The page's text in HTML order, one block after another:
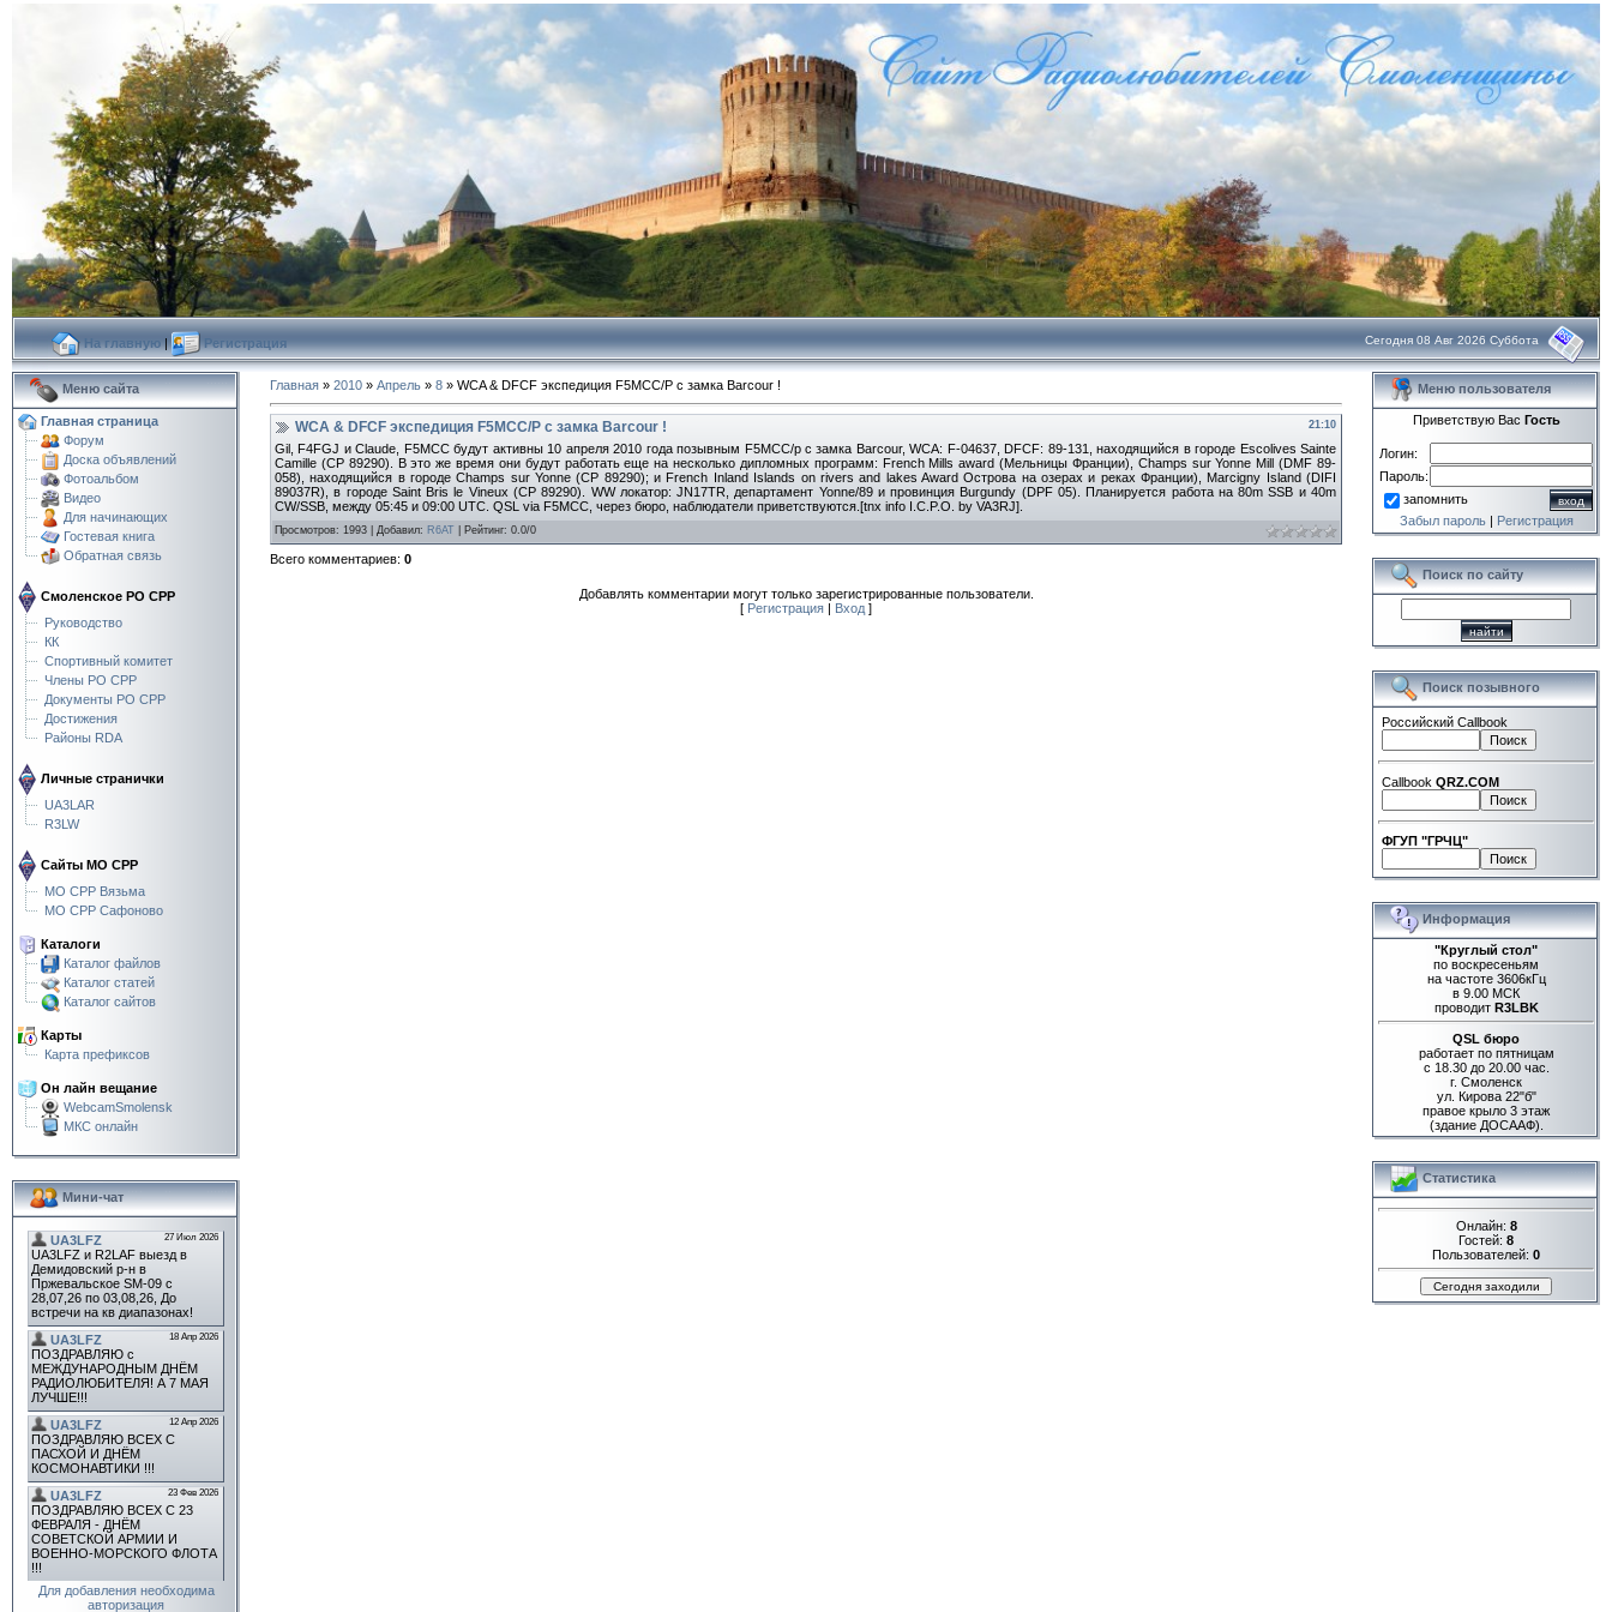
На главную| Регистрация Сегодня 08 Авг 2026 Суббота
Меню сайта
Главная страница
Форум
Доска объявлений
Фотоальбом
Видео
Для начинающих
Гостевая книга
Обратная связь
Смоленское РО СРР
Руководство
КК
Спортивный комитет
Члены РО СРР
Документы РО СРР
Достижения
Районы RDA
Личные странички
UA3LAR
R3LW
Сайты МО СРР
МО СРР Вязьма
МО СРР Сафоново
Каталоги
Каталог файлов
Каталог статей
Каталог сайтов
Карты
Карта префиксов
Он лайн вещание
WebcamSmolensk
МКС онлайн
Мини-чат
Для добавления необходима
авторизация
Главная » 2010 » Апрель » 8 » WCA & DFCF экспедиция F5MCC/P с замка Barcour !
21:10
WCA & DFCF экспедиция F5MCC/P с замка Barcour !
Gil, F4FGJ и Claude, F5MCC будут активны 10 апреля 2010 года позывным F5MCC/p с замка Barcour, WCA: F-04637, DFCF: 89-131, находящийся в городе Escolives Sainte
Camille (CP 89290). В это же время они будут работать еще на несколько дипломных программ: French Mills award (Мельницы Франции), Champs sur Yonne Mill (DMF 89-
058), находящийся в городе Champs sur Yonne (CP 89290); и French Inland Islands on rivers and lakes Award Острова на озерах и реках Франции), Marcigny Island (DIFI
89037R), в городе Saint Bris le Vineux (CP 89290). WW локатор: JN17TR, департамент Yonne/89 и провинция Burgundy (DPF 05). Планируется работа на 80m SSB и 40m
CW/SSB, между 05:45 и 09:00 UTC. QSL via F5MCC, через бюро, наблюдатели приветствуются.[tnx info I.C.P.O. by VA3RJ].
Просмотров: 1993 Добавил: R6AT Рейтинг: 0.0/0
Всего комментариев: 0
Добавлять комментарии могут только зарегистрированные пользователи.
[ Регистрация | Вход ]
Меню пользователя
Приветствую Вас Гость
Логин:
Пароль:
запомнить
Забыл пароль| Регистрация
Поиск по сайту
Поиск позывного
Российский Callbook
Callbook QRZ.COM
ФГУП "ГРЧЦ"
Информация
"Круглый стол"
по воскресеньям
на частоте 3606кГц
в 9.00 МСК
проводит R3LBK
QSL бюро
работает по пятницам
с 18.30 до 20.00 час.
г. Смоленск
ул. Кирова 22"б"
правое крыло 3 этаж
(здание ДОСААФ).
Статистика
Онлайн: 8
Гостей: 8
Пользователей: 0